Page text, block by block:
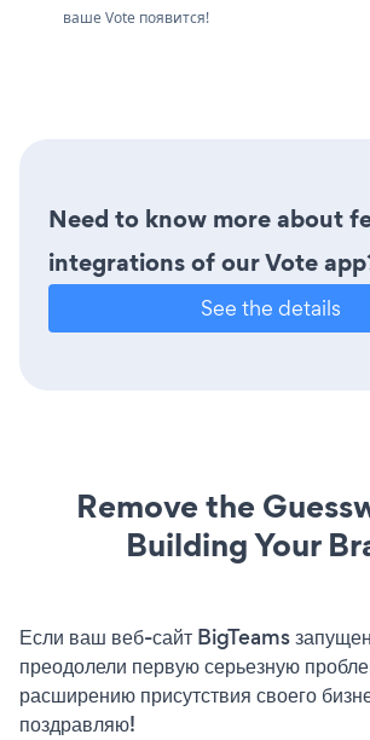
ваше Vote появится!
Need to know more about
integrations of our Vote
See the details
Remove the
Building Your
Если ваш веб-сайт BigTeams
преодолели первую серьезную
расширению присутствия своего
поздравляю!